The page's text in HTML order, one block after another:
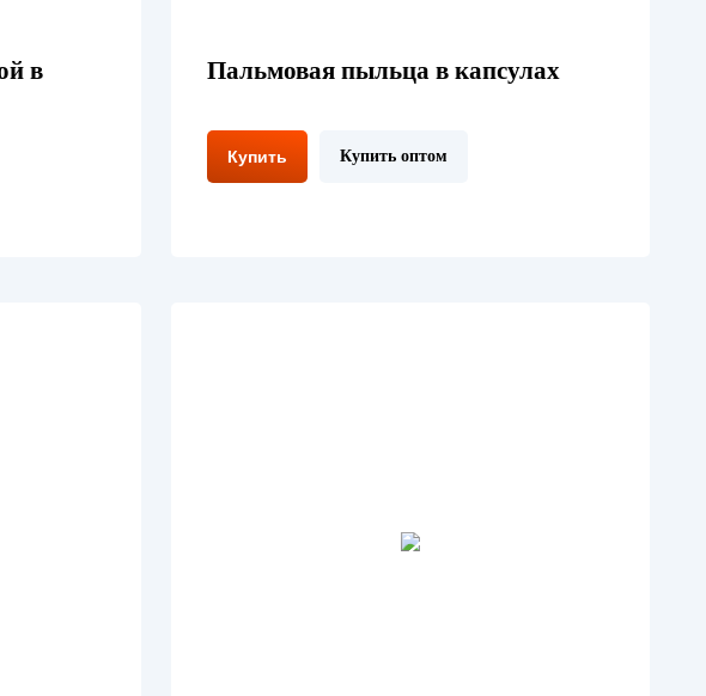
в
Пальмовая пыльца в капсулах
Купить Купить оптом